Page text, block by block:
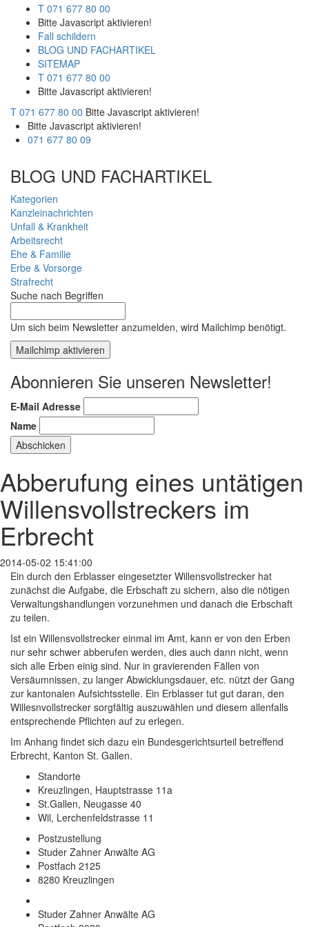
T 071 677 80 00
Bitte Javascript aktivieren!
Fall schildern
BLOG UND FACHARTIKEL
SITEMAP
T 071 677 80 00
Bitte Javascript aktivieren!
T 071 677 80 00 Bitte Javascript aktivieren!
Bitte Javascript aktivieren!
071 677 80 09
BLOG UND FACHARTIKEL
Kategorien
Kanzleinachrichten
Unfall & Krankheit
Arbeitsrecht
Ehe & Familie
Erbe & Vorsorge
Strafrecht
Suche nach Begriffen
Um sich beim Newsletter anzumelden, wird Mailchimp benötigt.
Mailchimp aktivieren
Abonnieren Sie unseren Newsletter!
E-Mail Adresse
Name
Abberufung eines untätigen
Willensvollstreckers im
Erbrecht
2014-05-02 15:41:00
Ein durch den Erblasser eingesetzter Willensvollstrecker hat
zunächst die Aufgabe, die Erbschaft zu sichern, also die nötigen
Verwaltungshandlungen vorzunehmen und danach die Erbschaft
zu teilen.
Ist ein Willensvollstrecker einmal im Amt, kann er von den Erben
nur sehr schwer abberufen werden, dies auch dann nicht, wenn
sich alle Erben einig sind. Nur in gravierenden Fällen von
Versäumnissen, zu langer Abwicklungsdauer, etc. nützt der Gang
zur kantonalen Aufsichtsstelle. Ein Erblasser tut gut daran, den
Willesnvollstrecker sorgfältig auszuwählen und diesem allenfalls
entsprechende Pflichten auf zu erlegen.
Im Anhang findet sich dazu ein Bundesgerichtsurteil betreffend
Erbrecht, Kanton St. Gallen.
Standorte
Kreuzlingen, Hauptstrasse 11a
St.Gallen, Neugasse 40
Wil, Lerchenfeldstrasse 11
Postzustellung
Studer Zahner Anwälte AG
Postfach 2125
8280 Kreuzlingen
Studer Zahner Anwälte AG